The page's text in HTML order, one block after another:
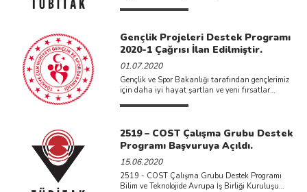
Gençlik Projeleri Destek Programı
2020-1 Çağrısı İlan Edilmiştir.
01.07.2020
Gençlik ve Spor Bakanlığı tarafından gençlerimiz
için daha iyi hayat şartları ve yeni fırsatlar
2519 – COST Çalışma Grubu Destek
Programı Başvuruya Açıldı.
15.06.2020
2519 - COST Çalışma Grubu Destek Programı
Bilim ve Teknolojide Avrupa İş Birliği Kuruluşu